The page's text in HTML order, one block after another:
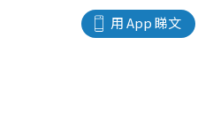
用 App 睇文